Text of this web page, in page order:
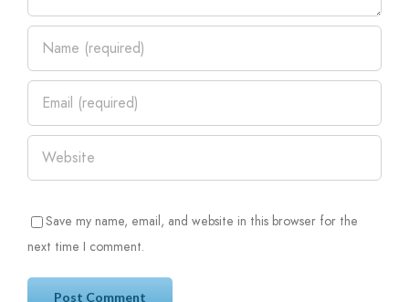
Save my name, email, and website in this browser for the
next time I comment.